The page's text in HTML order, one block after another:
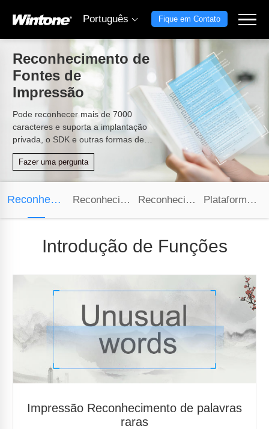
Português Fique em Contato
Reconhecimento de
Fontes de
Impressão
Pode reconhecer mais de 7000
caracteres e suporta a implantação
privada, o SDK e outras formas de
uso.
Fazer uma pergunta
Reconhecimento de Texto Reconhecimento de Documentos Reconhecimento de VIN Plataforma de Treinamento de IA
Introdução de Funções
Impressão Reconhecimento de palavras
raras